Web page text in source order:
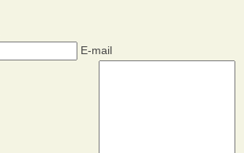
E-mail